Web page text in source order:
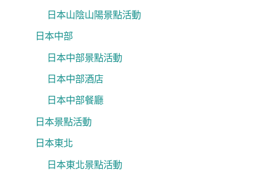
日本山陰山陽景點活動
日本中部
日本中部景點活動
日本中部酒店
日本中部餐廳
日本景點活動
日本東北
日本東北景點活動